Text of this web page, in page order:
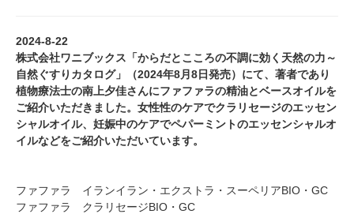
2024-8-22
株式会社ワニブックス「からだとこころの不調に効く天然の力～
自然ぐすりカタログ」（2024年8月8日発売）にて、著者であり
植物療法士の南上夕佳さんにファファラの精油とベースオイルを
ご紹介いただきました。女性性のケアでクラリセージのエッセン
シャルオイル、妊娠中のケアでペパーミントのエッセンシャルオ
イルなどをご紹介いただいています。
ファファラ イランイラン・エクストラ・スーペリアBIO・GC
ファファラ クラリセージBIO・GC